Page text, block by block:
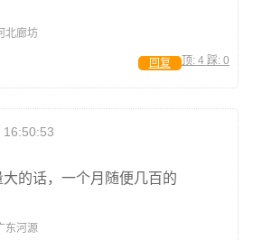
北廊坊
顶: 4 踩: 0
回复
的话，一个月随便几百的
东河源